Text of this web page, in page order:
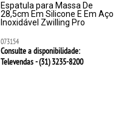
Espatula para Massa De
28,5cm Em Silicone E Em Aço
Inoxidável Zwilling Pro
073154
Consulte a disponibilidade:
Televendas - (31)3235-8200